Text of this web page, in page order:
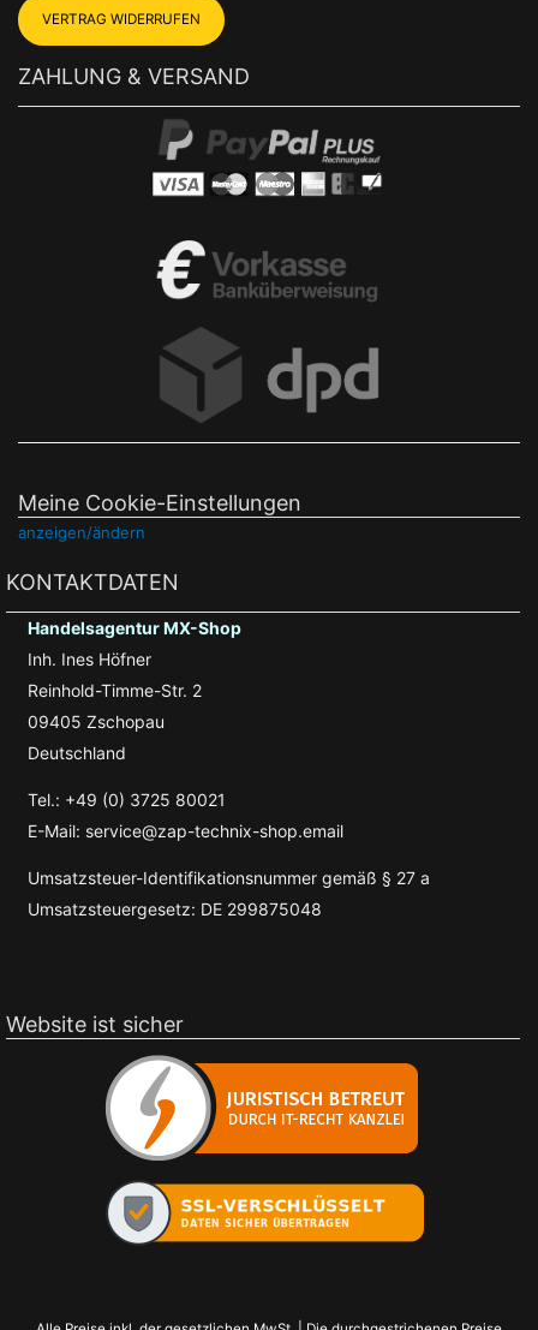
VERTRAG WIDERRUFEN
ZAHLUNG & VERSAND
Meine Cookie-Einstellungen
anzeigen/ändern
KONTAKTDATEN
Handelsagentur MX-Shop
Inh. Ines Höfner
Reinhold-Timme-Str. 2
09405 Zschopau
Deutschland
Tel.: +49 (0) 3725 80021
E-Mail: service@zap-technix-shop.email
Umsatzsteuer-Identifikationsnummer gemäß § 27 a
Umsatzsteuergesetz: DE 299875048
Website ist sicher